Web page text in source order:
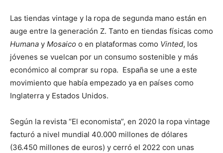
Las tiendas vintage y la ropa de segunda mano están en
auge entre la generación Z. Tanto en tiendas físicas como
Humana y Mosaico o en plataformas como Vinted, los
jóvenes se vuelcan por un consumo sostenible y más
económico al comprar su ropa. España se une a este
movimiento que había empezado ya en países como
Inglaterra y Estados Unidos.
Según la revista “El economista”, en 2020 la ropa vintage
facturó a nivel mundial 40.000 millones de dólares
(36.450 millones de euros) y cerró el 2022 con unas